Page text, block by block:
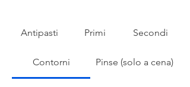
Antipasti Primi Secondi
Contorni Pinse (solo a cena)